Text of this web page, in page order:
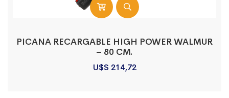
PICANA RECARGABLE HIGH POWER WALMUR
– 80 CM.
U$S 214,72